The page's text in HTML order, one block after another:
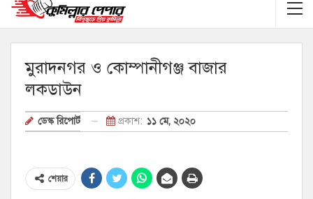
মুরাদনগর ও কোম্পানীগঞ্জ বাজার
লকডাউন
ডেস্ক রিপোর্ট প্রকাশ: ১১ মে, ২০২০
শেয়ার